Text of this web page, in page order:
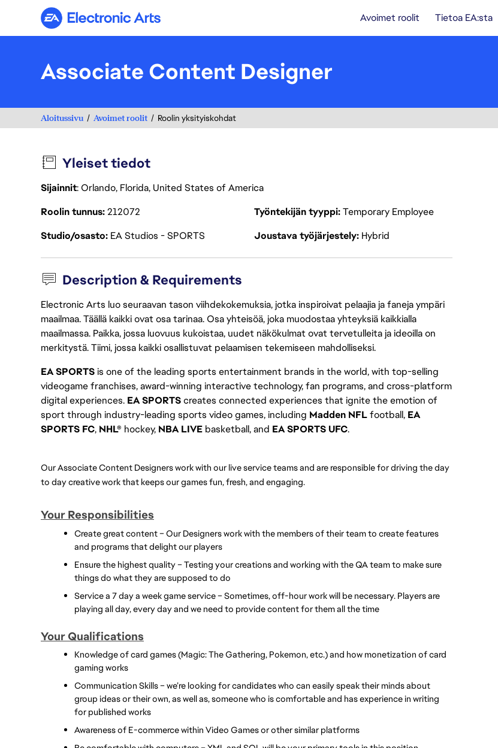
Electronic Arts Avoimet roolit Tietoa EA:sta
Associate Content Designer
Aloitussivu Avoimet roolit Roolin yksityiskohdat
Yleiset tiedot
Sijainnit: Orlando, Florida, United States of America
Roolin tunnus212072 Työntekijän tyyppi Temporary Employee
Studio/osasto EA Studios - SPORTS Joustava työjärjestely Hybrid
Description & Requirements
Electronic Arts luo seuraavan tason viihdekokemuksia, jotka inspiroivat pelaajia ja faneja ympäri
maailmaa. Täällä kaikki ovat osa tarinaa. Osa yhteisöä, joka muodostaa yhteyksiä kaikkialla
maailmassa. Paikka, jossa luovuus kukoistaa, uudet näkökulmat ovat tervetulleita ja ideoilla on
merkitystä. Tiimi, jossa kaikki osallistuvat pelaamisen tekemiseen mahdolliseksi.
EA SPORTS is one of the leading sports entertainment brands in the world, with top-selling
videogame franchises, award-winning interactive technology, fan programs, and cross-platform
digital experiences. EA SPORTS creates connected experiences that ignite the emotion of
sport through industry-leading sports video games, including Madden NFL football, EA
SPORTS FC, NHL® hockey, NBA LIVE basketball, and EA SPORTS UFC.
Our Associate Content Designers work with our live service teams and are responsible for driving the day
to day creative work that keeps our games fun, fresh, and engaging.
Your Responsibilities
Create great content – Our Designers work with the members of their team to create features
and programs that delight our players
Ensure the highest quality – Testing your creations and working with the QA team to make sure
things do what they are supposed to do
Service a 7 day a week game service – Sometimes, off-hour work will be necessary. Players are
playing all day, every day and we need to provide content for them all the time
Your Qualifications
Knowledge of card games (Magic: The Gathering, Pokemon, etc.) and how monetization of card
gaming works
Communication Skills – we’re looking for candidates who can easily speak their minds about
group ideas or their own, as well as, someone who is comfortable and has experience in writing
for published works
Awareness of E-commerce within Video Games or other similar platforms